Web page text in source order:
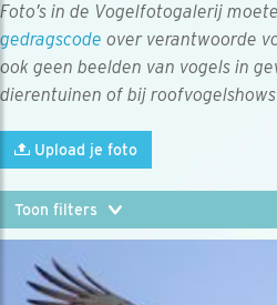
Foto’s in de Vogelfotogalerij
gedragscode over verantwoorde
ook geen beelden van vogels in
dierentuinen of bij
Upload je foto